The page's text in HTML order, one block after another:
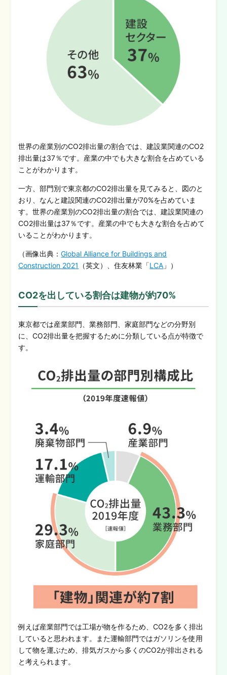
世界の産業別のCO2排出量の割合では、建設業関連のCO2
排出量は37％です。産業の中でも大きな割合を占めている
ことがわかります。
一方、部門別で東京都のCO2排出量を見てみると、図のと
おり、なんと建設関連のCO2排出量が70%を占めていま
す。世界の産業別のCO2排出量の割合では、建設業関連の
CO2排出量は37％です。産業の中でも大きな割合を占めて
いることがわかります。
（画像出典：Global Alliance for Buildings and
Construction 2021
（英文）、住友林業「LCA 」）
CO2を出している割合は建物が約70%
東京都では産業部門、業務部門、家庭部門などの分野別
に、CO2排出量を把握するために分類している点が特徴で
す。
例えば産業部門では工場が物を作るため、CO2を多く排出
していると思われます。
また運輸部門ではガソリンを使用
して物を運ぶため、排気ガスから多くのCO2が排出される
と考えられます。